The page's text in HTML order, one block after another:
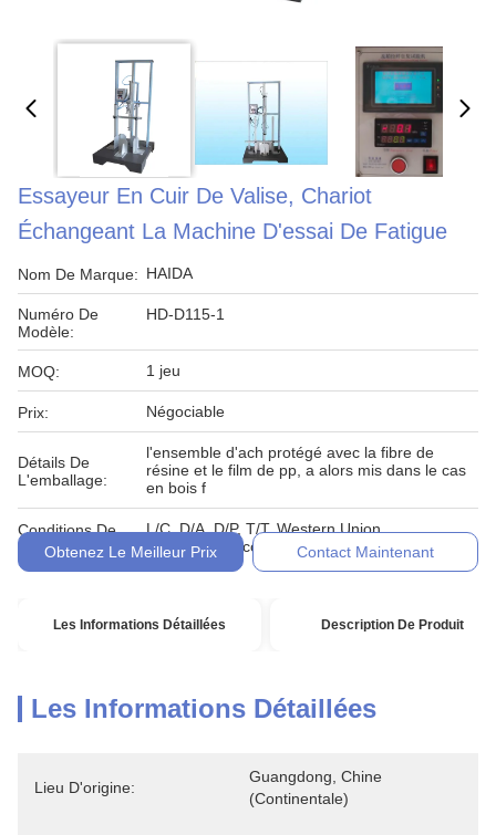
Essayeur En Cuir De Valise, Chariot
Échangeant La Machine D'essai De Fatigue
Nom De Marque: HAIDA
Numéro De
Modèle:
HD-D115-1
MOQ: 1 jeu
Prix: Négociable
Détails De
L'emballage:
l'ensemble d'ach protégé avec la fibre de
résine et le film de pp, a alors mis dans le cas
en bois f
Conditions De
Paiement:
L/C, D/A, D/P, T/T, Western Union,
MoneyGram, comptant, engagement
Obtenez Le Meilleur Prix Contact Maintenant
Les Informations Détaillées Description De Produit
Les Informations Détaillées
Lieu D'origine:
Guangdong, Chine
(continentale)